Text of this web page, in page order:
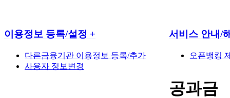
이용정보 등록/설정 +
다른금융기관 이용정보 등록/추가
사용자 정보변경
서비스 안내/
오픈뱅킹
공과금